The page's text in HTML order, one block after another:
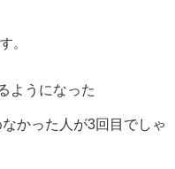
。
ようになった
かった人が3回目でしゃ